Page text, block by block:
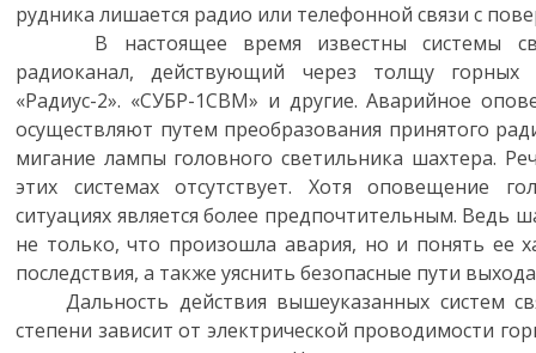
рудника лишается радио или телефонной связи с
В настоящее время известны системы
радиоканал, действующий через толщу горных
«Радиус-2». «СУБР-1СВМ» и другие. Аварийное
осуществляют путем преобразования принятого
мигание лампы головного светильника шахтера.
этих системах отсутствует. Хотя оповещение
ситуациях является более предпочтительным. Ведь
не только, что произошла авария, но и понять ее
последствия, а также уяснить безопасные пути
Дальность действия вышеуказанных систем
степени зависит от электрической проводимости